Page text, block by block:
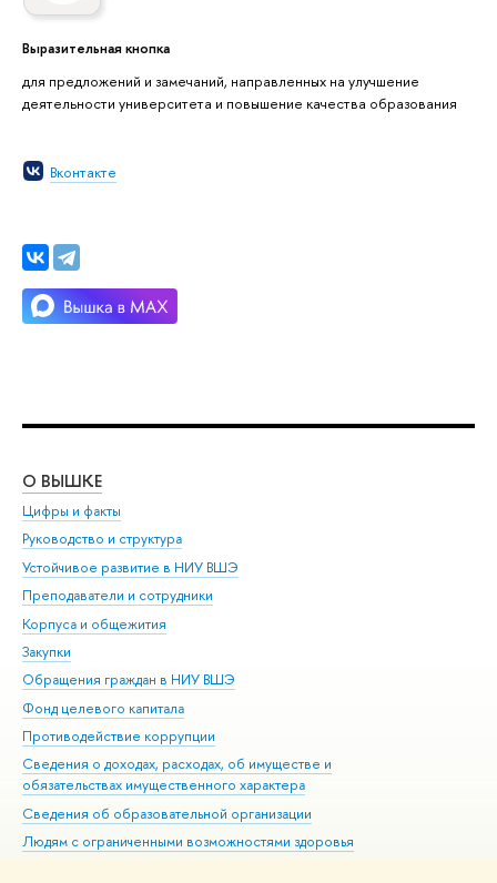
Выразительная кнопка
для предложений и замечаний, направленных на улучшение
деятельности университета и повышение качества образования
Вконтакте
О ВЫШКЕ
Цифры и факты
Руководство и структура
Устойчивое развитие в НИУ ВШЭ
Преподаватели и сотрудники
Корпуса и общежития
Закупки
Обращения граждан в НИУ ВШЭ
Фонд целевого капитала
Противодействие коррупции
Сведения о доходах, расходах, об имуществе и
обязательствах имущественного характера
Сведения об образовательной организации
Людям с ограниченными возможностями здоровья